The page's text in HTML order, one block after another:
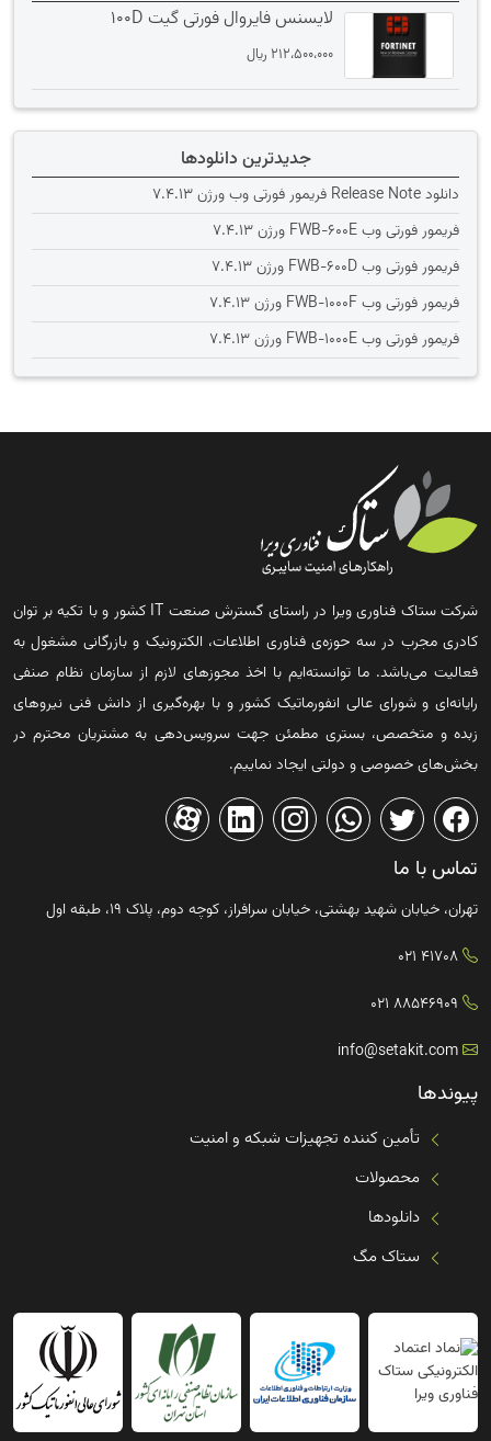
لایسنس فایروال فورتی گیت 100D
212،500،000 ﷼
جدیدترین دانلودها
دانلود Release Note فریمور فورتی وب ورژن 7.4.13
فریمور فورتی وب FWB-600E ورژن 7.4.13
فریمور فورتی وب FWB-600D ورژن 7.4.13
فریمور فورتی وب FWB-1000F ورژن 7.4.13
فریمور فورتی وب FWB-1000E ورژن 7.4.13
شرکت ستاک فناوری ویرا در راستای گسترش صنعت IT کشور و با تکیه بر توان
کادری مجرب در سه حوزه‌ی فناوری اطلاعات، الکترونیک و بازرگانی مشغول به
فعالیت می‌باشد. ما توانسته‌ایم با اخذ مجوزهای لازم از سازمان نظام صنفی
رایانه‌ای و شورای عالی انفورماتیک کشور و با بهره‌گیری از دانش فنی نیروهای
زبده و متخصص، بستری مطمئن جهت سرویس‌دهی به مشتریان محترم در
بخش‌های خصوصی و دولتی ایجاد نماییم.
تماس با ما
تهران، خیابان شهید بهشتی، خیابان سرافراز، کوچه دوم، پلاک ۱۹، طبقه اول
41708 021
88546909 021
info@setakit.com
پیوندها
تأمین کننده تجهیزات شبکه و امنیت
محصولات
دانلودها
ستاک مگ